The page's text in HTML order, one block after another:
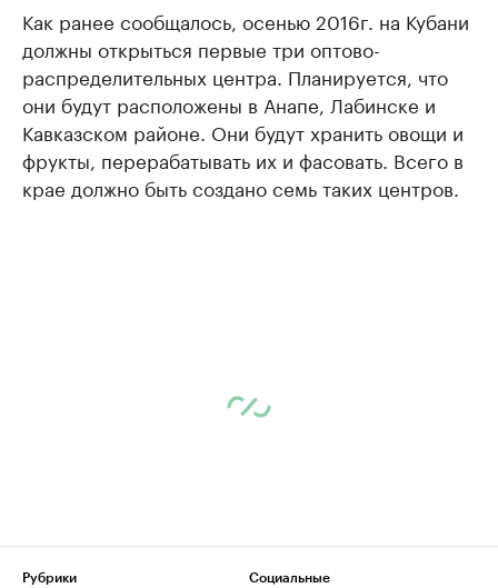
Как ранее сообщалось, осенью 2016г. на Кубани
должны открыться первые три оптово-
распределительных центра. Планируется, что
они будут расположены в Анапе, Лабинске и
Кавказском районе. Они будут хранить овощи и
фрукты, перерабатывать их и фасовать. Всего в
крае должно быть создано семь таких центров.
Рубрики
Социальные